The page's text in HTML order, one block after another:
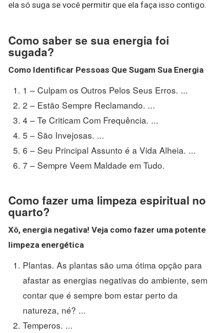
ela só suga se você permitir que ela faça isso contigo.
Como saber se sua energia foi
sugada?
Como Identificar Pessoas Que Sugam Sua Energia
1 – Culpam os Outros Pelos Seus Erros. ...
2 – Estão Sempre Reclamando. ...
4 – Te Criticam Com Frequência. ...
5 – São Invejosas. ...
6 – Seu Principal Assunto é a Vida Alheia. ...
7 – Sempre Veem Maldade em Tudo.
Como fazer uma limpeza espiritual no
quarto?
Xô, energia negativa! Veja como fazer uma potente
limpeza energética
Plantas. As plantas são uma ótima opção para
afastar as energias negativas do ambiente, sem
contar que é sempre bom estar perto da
natureza, né? ...
Temperos. ...